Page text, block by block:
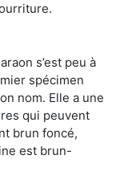
s’est peu à
spécimen
nom. Elle a une
qui peuvent
brun foncé,
est brun-